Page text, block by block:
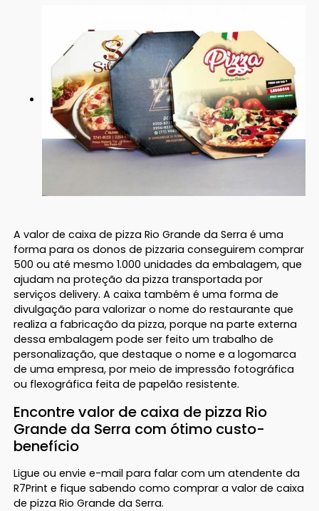
A valor de caixa de pizza Rio Grande da Serra é uma
forma para os donos de pizzaria conseguirem comprar
500 ou até mesmo 1.000 unidades da embalagem, que
ajudam na proteção da pizza transportada por
serviços delivery. A caixa também é uma forma de
divulgação para valorizar o nome do restaurante que
realiza a fabricação da pizza, porque na parte externa
dessa embalagem pode ser feito um trabalho de
personalização, que destaque o nome e a logomarca
de uma empresa, por meio de impressão fotográfica
ou flexográfica feita de papelão resistente.
Encontre valor de caixa de pizza Rio
Grande da Serra com ótimo custo-
benefício
Ligue ou envie e-mail para falar com um atendente da
R7Print e fique sabendo como comprar a valor de caixa
de pizza Rio Grande da Serra.